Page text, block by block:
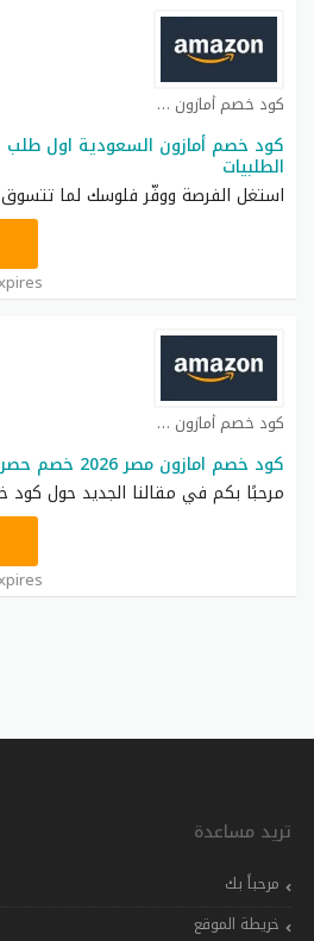
كود خصم أمازون كوبون
الطلبيات
استغل الفرصة ووفّر فلوسك لما
كود خصم أمازون كوبون
كود خصم امازون مصر 2026 خصم حصري 50% على كل الطلبيات
مرحبًا بكم في مقالنا الجديد حول
تريد مساعدة
مرحباً بك
خريطة الموقع